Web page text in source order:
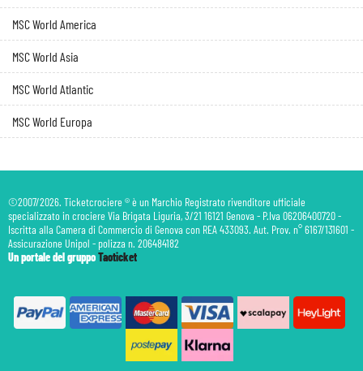
MSC World America
MSC World Asia
MSC World Atlantic
MSC World Europa
©2007/2026. Ticketcrociere ® è un Marchio Registrato rivenditore ufficiale
specializzato in crociere Via Brigata Liguria, 3/21 16121 Genova - P.Iva 06206400720 -
Iscritta alla Camera di Commercio di Genova con REA 433093. Aut. Prov. n° 6167/131601 -
Assicurazione Unipol - polizza n. 206484182
Un portale del gruppoTaoticket